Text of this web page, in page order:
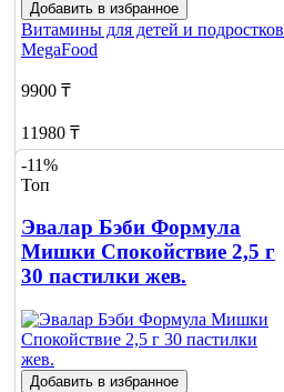
Добавить в избранное
Витамины для детей и подростков
MegaFood
9900 ₸
11980 ₸
Нет в наличии
о наличии
-11%
Топ
Эвалар Бэби Формула
Мишки Спокойствие 2,5 г
30 пастилки жев.
Добавить в избранное